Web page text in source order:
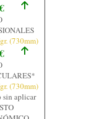
(730mm)
(730mm)
sin aplicar